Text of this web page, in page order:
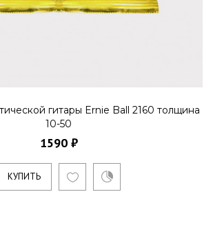
гитары Ernie Ball 2160 толщина
10-50
1590 ₽
КУПИТЬ